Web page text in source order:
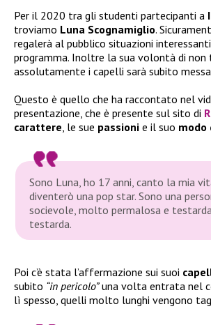
Per il 2020 tra gli studenti partecipanti a
troviamo Luna Scognamiglio.
regalerà al pubblico situazioni
programma. Inoltre la sua volontà di non
assolutamente i capelli sarà subito
Questo è quello che ha raccontato nel
presentazione, che è presente sul sito di
carattere , le sue passioni e il suo modo
Sono Luna, ho 17 anni, canto la mia
diventerò una pop star. Sono una
socievole, molto permalosa e
testarda.
Poi c’è stata l’affermazione sui suoi
subito “in pericolo”una volta entrata nel
lì spesso, quelli molto lunghi vengono